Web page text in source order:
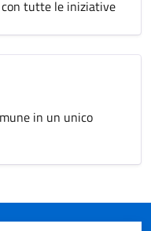
con tutte le iniziative
in un unico